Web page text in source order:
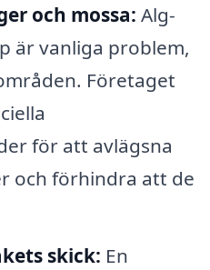
och mossa: Alg-
är vanliga problem,
Företaget
för att avlägsna
och förhindra att de
skick: En